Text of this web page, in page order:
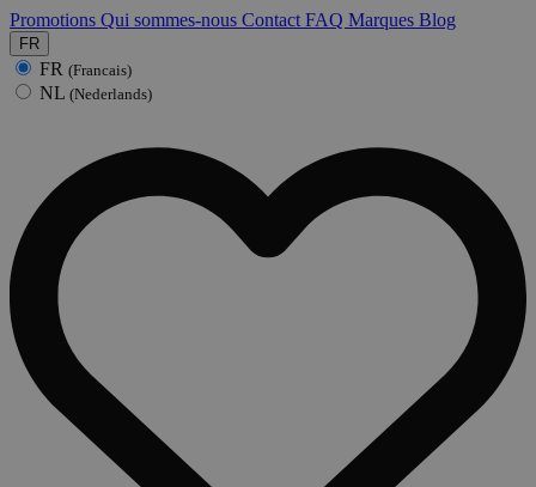
Promotions Qui sommes-nous Contact FAQ Marques Blog
FR
FR (Francais)
NL (Nederlands)